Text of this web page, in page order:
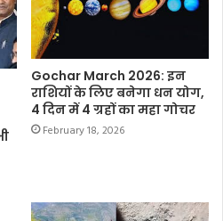
Gochar March 2026: इन
राशियों के लिए बनेगा धन योग,
4 दिन में 4 ग्रहों का महा गोचर
February 18, 2026